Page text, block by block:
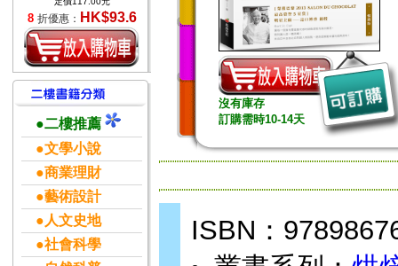
8 折優惠： HK$93.6
●二樓推薦
●文學小說
●商業理財
●藝術設計
●人文史地
●社會科學
沒有庫存
訂購需時10-14天
ISBN：